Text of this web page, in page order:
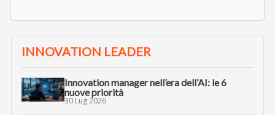
INNOVATION LEADER
Innovation manager nell’era dell’AI: le 6
nuove priorità
30 Lug 2026